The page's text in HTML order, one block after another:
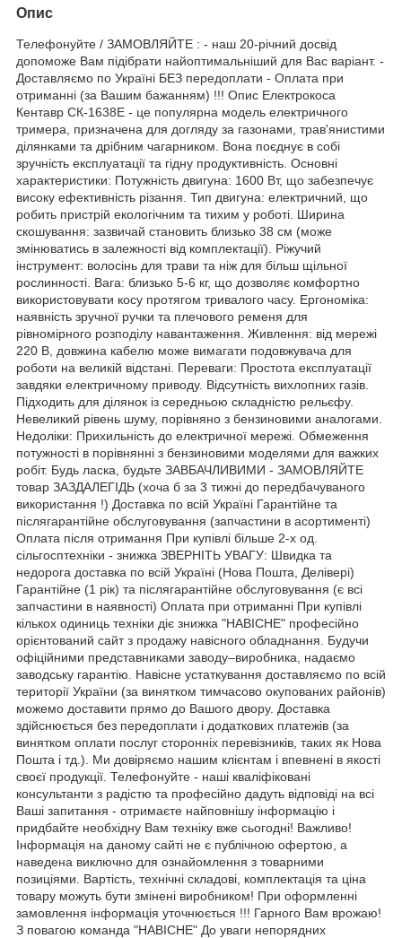
Опис
Телефонуйте / ЗАМОВЛЯЙТЕ : - наш 20-річний досвід
допоможе Вам підібрати найоптимальніший для Вас варіант. -
Доставляємо по Україні БЕЗ передоплати - Оплата при
отриманні (за Вашим бажанням) !!! Опис Електрокоса
Кентавр СК-1638Е - це популярна модель електричного
тримера, призначена для догляду за газонами, трав'янистими
ділянками та дрібним чагарником. Вона поєднує в собі
зручність експлуатації та гідну продуктивність. Основні
характеристики: Потужність двигуна: 1600 Вт, що забезпечує
високу ефективність різання. Тип двигуна: електричний, що
робить пристрій екологічним та тихим у роботі. Ширина
скошування: зазвичай становить близько 38 см (може
змінюватись в залежності від комплектації). Ріжучий
інструмент: волосінь для трави та ніж для більш щільної
рослинності. Вага: близько 5-6 кг, що дозволяє комфортно
використовувати косу протягом тривалого часу. Ергономіка:
наявність зручної ручки та плечового ременя для
рівномірного розподілу навантаження. Живлення: від мережі
220 В, довжина кабелю може вимагати подовжувача для
роботи на великій відстані. Переваги: Простота експлуатації
завдяки електричному приводу. Відсутність вихлопних газів.
Підходить для ділянок із середньою складністю рельєфу.
Невеликий рівень шуму, порівняно з бензиновими аналогами.
Недоліки: Прихильність до електричної мережі. Обмеження
потужності в порівнянні з бензиновими моделями для важких
робіт. Будь ласка, будьте ЗАВБАЧЛИВИМИ - ЗАМОВЛЯЙТЕ
товар ЗАЗДАЛЕГІДЬ (хоча б за 3 тижні до передбачуваного
використання !) Доставка по всій Україні Гарантійне та
післягарантійне обслуговування (запчастини в асортименті)
Оплата після отримання При купівлі більше 2-х од.
сільгосптехніки - знижка ЗВЕРНІТЬ УВАГУ: Швидка та
недорога доставка по всій Україні (Нова Пошта, Делівері)
Гарантійне (1 рік) та післягарантійне обслуговування (є всі
запчастини в наявності) Оплата при отриманні При купівлі
кількох одиниць техніки діє знижка "НАВІСНЕ" професійно
орієнтований сайт з продажу навісного обладнання. Будучи
офіційними представниками заводу–виробника, надаємо
заводську гарантію. Навісне устаткування доставляємо по всій
території України (за винятком тимчасово окупованих районів)
можемо доставити прямо до Вашого двору. Доставка
здійснюється без передоплати і додаткових платежів (за
винятком оплати послуг сторонніх перевізників, таких як Нова
Пошта і тд.). Ми довіряємо нашим клієнтам і впевнені в якості
своєї продукції. Телефонуйте - наші кваліфіковані
консультанти з радістю та професійно дадуть відповіді на всі
Ваші запитання - отримаєте найповнішу інформацію і
придбайте необхідну Вам техніку вже сьогодні! Важливо!
Інформація на даному сайті не є публічною офертою, а
наведена виключно для ознайомлення з товарними
позиціями. Вартість, технічні складові, комплектація та ціна
товару можуть бути змінені виробником! При оформленні
замовлення інформація уточнюється !!! Гарного Вам врожаю!
З повагою команда "НАВІСНЕ" До уваги непорядних